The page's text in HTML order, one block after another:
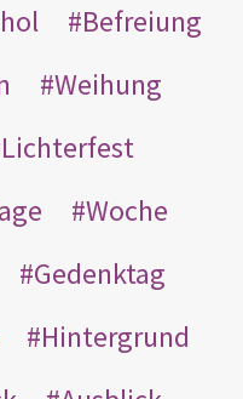
Befreiung
Weihung
Lichterfest
Woche
Gedenktag
Hintergrund